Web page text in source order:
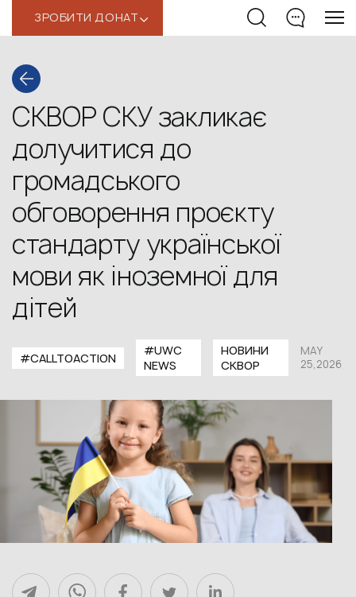
ЗРОБИТИ ДОНАТ‹
СКВОР СКУ закликає
долучитися до
громадського
обговорення проєкту
стандарту української
мови як іноземної для
дітей
#CALLTOACTION
#UWС
NEWS
НОВИНИ
СКВОР
MAY
25,2026